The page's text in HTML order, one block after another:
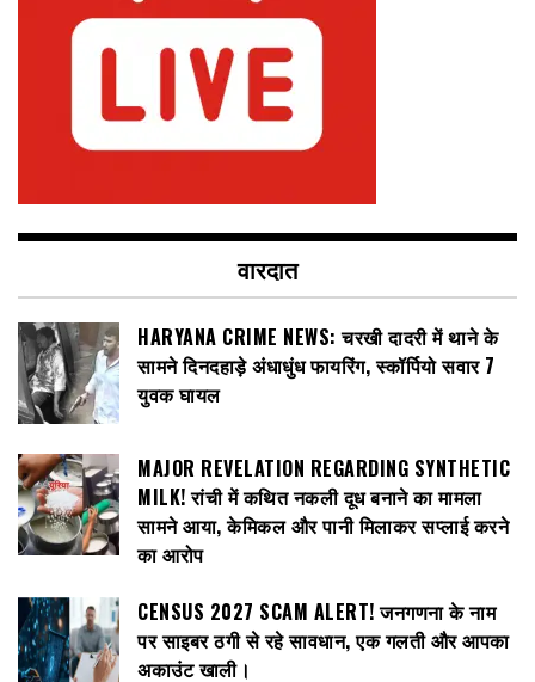
वारदात
HARYANA CRIME NEWS: चरखी दादरी में थाने के
सामने दिनदहाड़े अंधाधुंध फायरिंग, स्कॉर्पियो सवार 7
युवक घायल
MAJOR REVELATION REGARDING SYNTHETIC
MILK! रांची में कथित नकली दूध बनाने का मामला
सामने आया, केमिकल और पानी मिलाकर सप्लाई करने
का आरोप
CENSUS 2027 SCAM ALERT! जनगणना के नाम
पर साइबर ठगी से रहे सावधान, एक गलती और आपका
अकाउंट खाली।